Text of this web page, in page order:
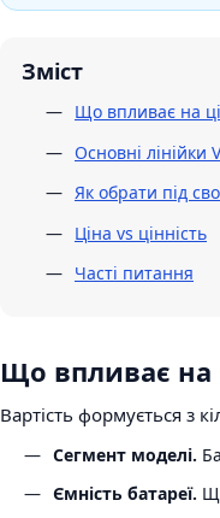
Зміст
Що впливає на
Основні лінійки
Як обрати під
Ціна vs цінність
Часті питання
Що впливає на
Вартість формується з
Сегмент моделі.
Ємність батареї.